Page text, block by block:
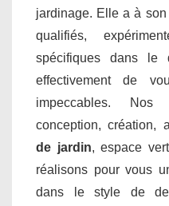
jardinage. Elle a à
qualifiés,
spécifiques dans le
effectivement de
impeccables.
conception, création,
de jardin, espace
réalisons pour vous
dans le style de de